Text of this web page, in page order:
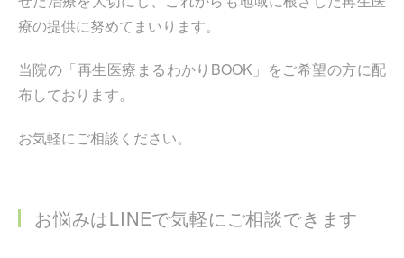
療の提供に努めてまいります。
当院の「再生医療まるわかりBOOK」をご希望の方に配
布しております。
お気軽にご相談ください。
お悩みはLINEで気軽にご相談できます